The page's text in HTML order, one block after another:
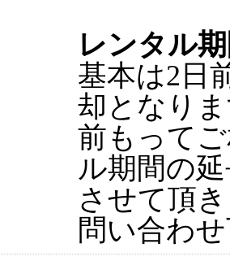
レンタル
基本は2日
却となり
前もって
ル期間の
させて頂
問い合わ